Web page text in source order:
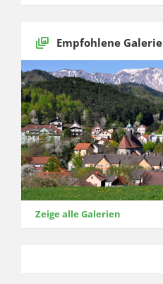
Empfohlene Galerie
Zeige alle Galerien